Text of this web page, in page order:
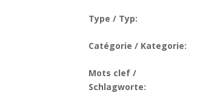
Type / Typ:
Catégorie / Kategorie:
Mots clef /
Schlagworte: